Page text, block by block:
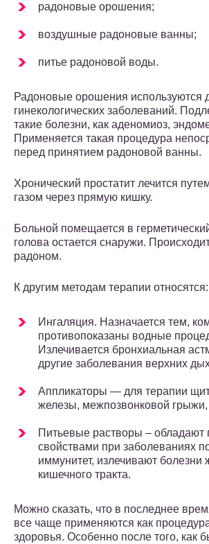
радоновые орошения;
воздушные радоновые ванны;
питье радоновой воды.
Радоновые орошения используются
гинекологических заболеваний.
такие болезни, как аденомиоз,
Применяется такая процедура
перед принятием радоновой ванны.
Хронический простатит лечится
газом через прямую кишку.
Больной помещается в
голова остается снаружи.
радоном.
К другим методам терапии относятся:
Ингаляция. Назначается тем,
противопоказаны водные
Излечивается бронхиальная
другие заболевания верхних
Аппликаторы — для терапии
железы, межпозвонковой грыжи,
Питьевые растворы – обладают
свойствами при заболеваниях
иммунитет, излечивают болезни
кишечного тракта.
Можно сказать, что в последнее
все чаще применяются как
здоровья. Особенно после того, как